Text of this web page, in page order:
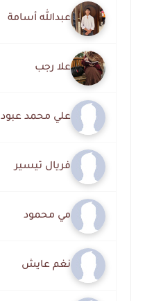
عبدالله أسامة
علا رجب
علي محمد عبود
فريال تيسير
مي محمود
نغم عايش